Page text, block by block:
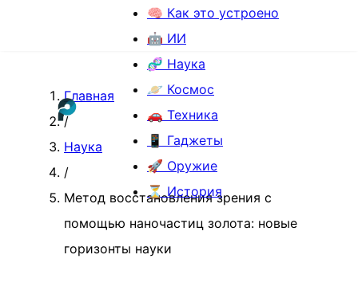
🧠 Как это устроено
🤖 ИИ
🧬 Наука
🪐 Космос
🚗 Техника
📱 Гаджеты
🚀 Оружие
⏳ История
Главная
/
Наука
/
Метод восстановления зрения с
помощью наночастиц золота: новые
горизонты науки